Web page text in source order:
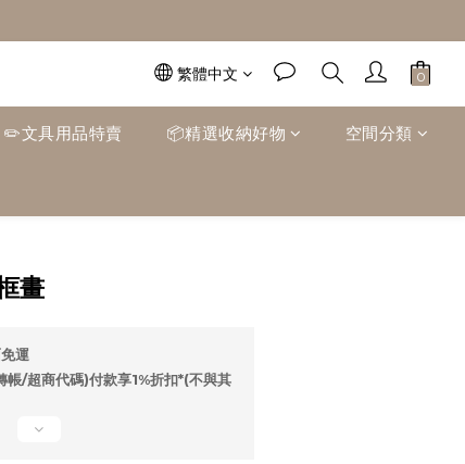
繁體中文
✏️文具用品特賣 📦精選收納好物 空間分類
畫
運
/超商代碼)付款享1%折扣*(不與其